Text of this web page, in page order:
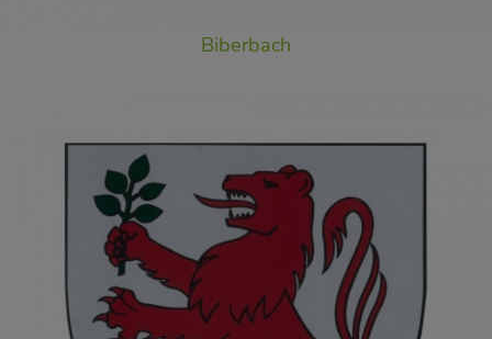
Biberbach